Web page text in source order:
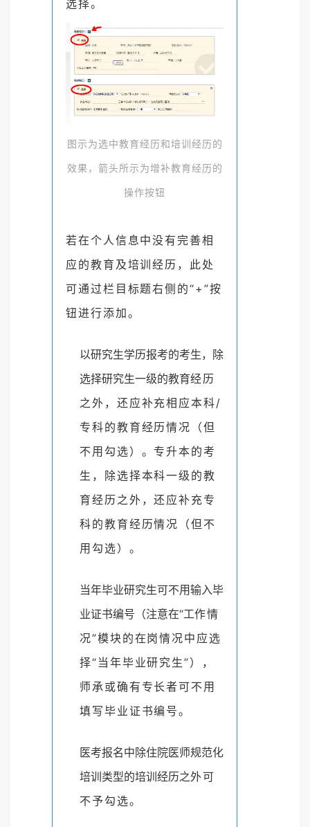
选择。
图示为选中教育经历和培训经历的
效果，箭头所示为增补教育经历的
操作按钮
若在个人信息中没有完善相
应的教育及培训经历，此处
可通过栏目标题右侧的“+”按
钮进行添加。
以研究生学历报考的考生，除
选择研究生一级的教育经历
之外，还应补充相应本科/
专科的教育经历情况
（但
不用勾选）。专升本的考
生，除选择本科一级的教
育经历之外，还应补充专
科的教育经历情况（但不
用 勾选）。
当年毕业研究生可不用输入毕
业证书编号（注意在“工作情
况”模块的在岗情况中应选
择“当年毕业研究生”），
师承或确有专长者可不用
填写毕业证书编号。
医考报名中除住院医师规范化
培训类型的培训经历之外可
不予勾选。